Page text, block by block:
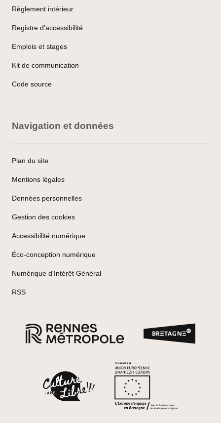
Règlement intérieur
Registre d'accessibilité
Emplois et stages
Kit de communication
Code source
Navigation et données
Plan du site
Mentions légales
Données personnelles
Gestion des cookies
Accessibilité numérique
Éco-conception numérique
Numérique d'Intérêt Général
RSS
Rennes Métropole
Label Culture Libre